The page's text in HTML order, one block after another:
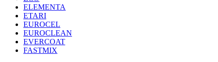
ELEMENTA
ETARI
EUROCEL
EUROCLEAN
EVERCOAT
FASTMIX